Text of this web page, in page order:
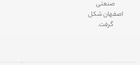
شکل